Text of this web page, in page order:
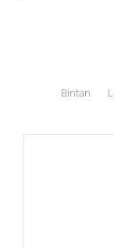
Tags,
Bintan